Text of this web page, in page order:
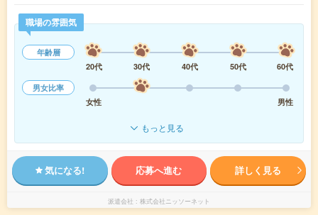
職場の雰囲気
年齢層
20代
30代 40代 50代
60代
男女比率
女性
男性
もっと見る
気になる! 応募へ進む 詳しく見る
派遣会社 株式会社ニッソーネット